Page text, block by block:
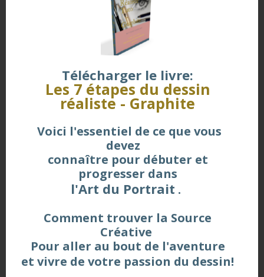
Télécharger le livre:
Les 7 étapes du dessin
réaliste - Graphite
Voici l'essentiel de ce que vous
devez
connaître pour débuter et
progresser dans
l'Art du Portrait .
Comment trouver la Source
Créative
Pour aller au bout de l'aventure
et vivre de votre passion du dessin!